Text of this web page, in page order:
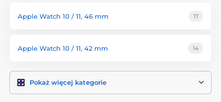
Apple Watch 10 / 11, 46 mm 17
Apple Watch 10 / 11, 42 mm 14
Pokaż więcej kategorie